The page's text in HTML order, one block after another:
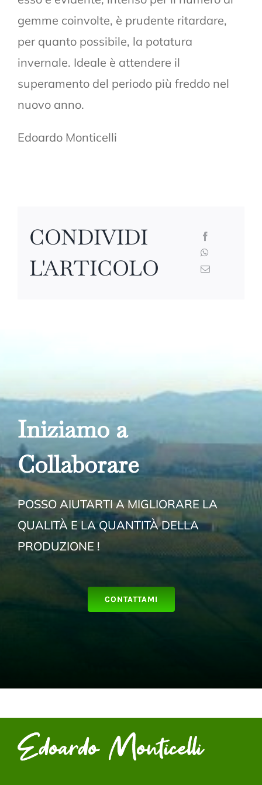
gemme coinvolte, è prudente ritardare,
per quanto possibile, la potatura
invernale. Ideale è attendere il
superamento del periodo più freddo nel
nuovo anno.
Edoardo Monticelli
CONDIVIDI
L'ARTICOLO
Iniziamo a
Collaborare
POSSO AIUTARTI A MIGLIORARE LA
QUALITÀ E LA QUANTITÀ DELLA
PRODUZIONE !
CONTATTAMI